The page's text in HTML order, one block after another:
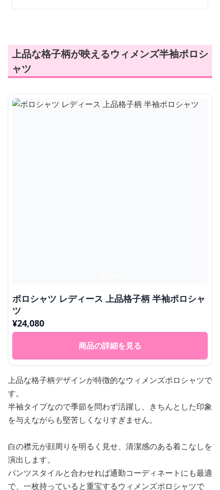
上品な格子柄が映えるウィメンズ半袖ポロシ
ャツ
ポロシャツ レディース 上品格子柄 半袖ポロシャ
ツ
¥24,080
商品の詳細を見る
上品な格子柄デザインが特徴的なウィメンズポロシャツで
す。
半袖タイプなので季節を問わず活躍し、きちんとした印象
を与えながらも堅苦しくなりすぎません。
白の襟元が顔周りを明るく見せ、清潔感のある着こなしを
演出します。
パンツスタイルと合わせれば通勤コーディネートにも最適
で、一枚持っていると重宝するウィメンズポロシャツで